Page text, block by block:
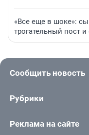
«Все еще в шоке»:
трогательный пост и
Сообщить новость
Рубрики
Реклама на сайте